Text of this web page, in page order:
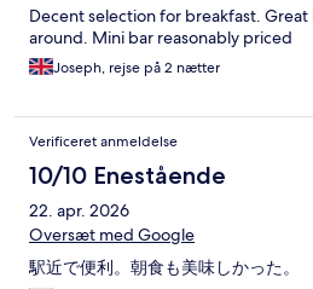
Decent selection for breakfast.
around. Mini bar reasonably priced
Joseph, rejse på 2 nætter
Verificeret anmeldelse
10/10 Enestående
22. apr. 2026
Oversæt med Google
駅近で便利。朝食も美味しかった。